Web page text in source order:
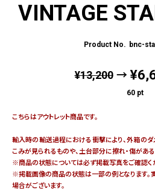
VINTAGE
bnc-
¥13,200 → ¥
60 pt
こちらはアウトレット商品です。
輸入時の輸送過程における衝撃により、外箱のダ
こみが見られるものや、土台部分に擦れ・傷があ
※商品の状態については必ず掲載写真をご確認く
※掲載画像の商品の状態は一部の例となります。
場合がございます。